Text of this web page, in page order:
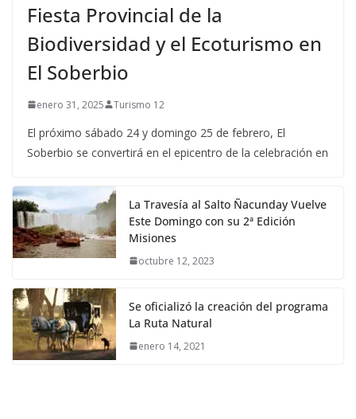
Fiesta Provincial de la
Biodiversidad y el Ecoturismo en
El Soberbio
enero 31, 2025 Turismo 12
El próximo sábado 24 y domingo 25 de febrero, El
Soberbio se convertirá en el epicentro de la celebración en
La Travesía al Salto Ñacunday Vuelve
Este Domingo con su 2ª Edición
Misiones
octubre 12, 2023
Se oficializó la creación del programa
La Ruta Natural
enero 14, 2021